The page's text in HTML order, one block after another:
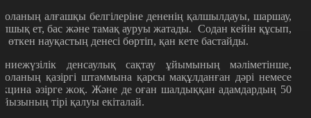
алғашқы белгілеріне дененің қалшылдауы, шаршау,
ет, бас және тамақ ауруы жатады. Содан кейін құсып,
өткен науқастың денесі бөртіп, қан кете бастайды.
денсаулық сақтау ұйымының мәліметінше,
қазіргі штаммына қарсы мақұлданған дәрі немесе
әзірге жоқ. Және де оған шалдыққан адамдардың 50
тірі қалуы екіталай.